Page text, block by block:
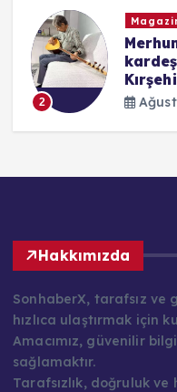
2
Hakkımızda
SonhaberX, tarafsız ve
hızlıca ulaştırmak için
Amacımız, güvenilir
sağlamaktır.
Tarafsızlık, doğruluk